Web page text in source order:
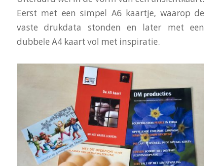
Eerst met een simpel A6 kaartje, waarop de
vaste drukdata stonden en later met een
dubbele A4 kaart vol met inspiratie.